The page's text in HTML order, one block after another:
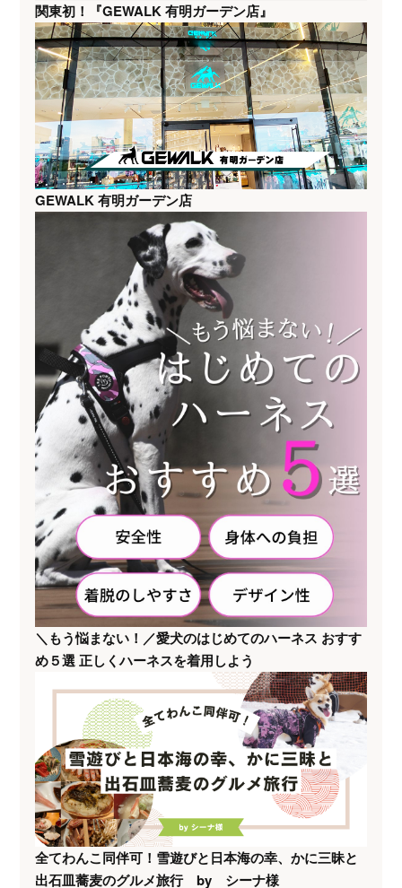
関東初！『GEWALK 有明ガーデン店』
GEWALK 有明ガーデン店
＼もう悩まない！／愛犬のはじめてのハーネス おすす
め５選 正しくハーネスを着用しよう
全てわんこ同伴可！雪遊びと日本海の幸、かに三昧と
出石皿蕎麦のグルメ旅行 by シーナ様